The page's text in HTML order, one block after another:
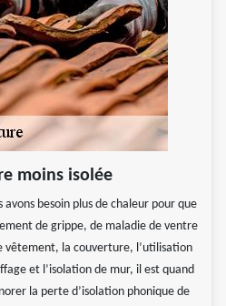
moins isolée
avons besoin plus de chaleur pour que
de grippe, de maladie de ventre
vêtement, la couverture, l’utilisation
et l’isolation de mur, il est quand
la perte d’isolation phonique de